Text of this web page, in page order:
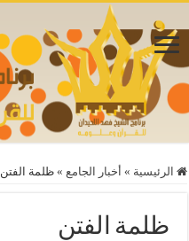
الرئيسية » أخبار الجامع » ظلمة الفتن
ظلمة الفتن